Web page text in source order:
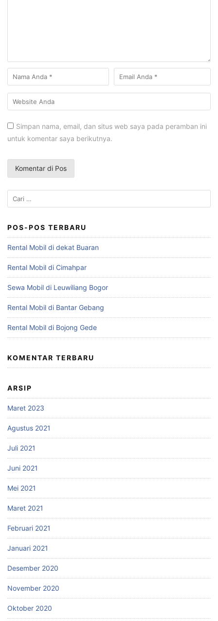
Simpan nama, email, dan situs web saya pada peramban ini
untuk komentar saya berikutnya.
Cari
untuk:
POS-POS TERBARU
Rental Mobil di dekat Buaran
Rental Mobil di Cimahpar
Sewa Mobil di Leuwiliang Bogor
Rental Mobil di Bantar Gebang
Rental Mobil di Bojong Gede
KOMENTAR TERBARU
ARSIP
Maret 2023
Agustus 2021
Juli 2021
Juni 2021
Mei 2021
Maret 2021
Februari 2021
Januari 2021
Desember 2020
November 2020
Oktober 2020